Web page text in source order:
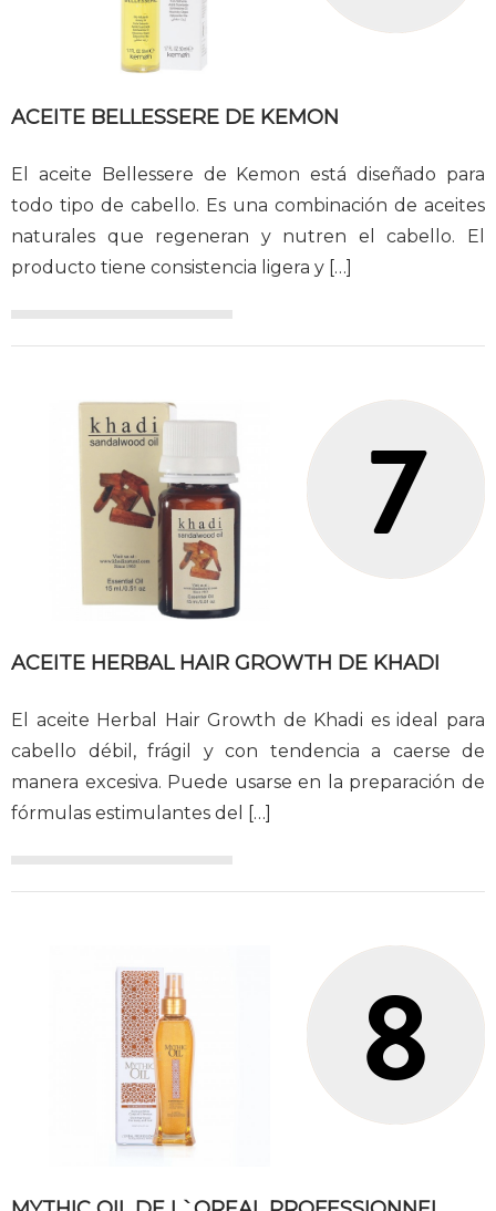
ACEITE BELLESSERE DE KEMON
El aceite Bellessere de Kemon está diseñado para
todo tipo de cabello. Es una combinación de aceites
naturales que regeneran y nutren el cabello. El
producto tiene consistencia ligera y […]
ACEITE HERBAL HAIR GROWTH DE KHADI
El aceite Herbal Hair Growth de Khadi es ideal para
cabello débil, frágil y con tendencia a caerse de
manera excesiva. Puede usarse en la preparación de
fórmulas estimulantes del
[…]